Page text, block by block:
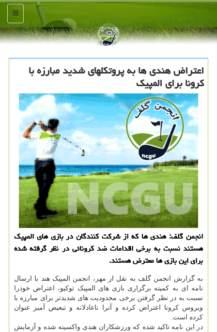
منو
اعتراض هندی ها به پروتكلهای شدید مبارزه با
كرونا برای المپیك
انجمن گلف: هندی ها که از شرکت کنندگان در بازی های المپیک
هستند نسبت به برخی اقدامات ضد کرونائی در نظر گرفته شده
برای این بازی ها معترض هستند.
به گزارش انجمن گلف به نقل از مهر، انجمن المپیک هند با ارسال
نامه ای به کمیته برگزاری بازی های المپیک توکیو، اعتراض خودرا
نسبت به در نظر گرفتن برخی محدودیت های شدیدتر برای مبارزه با
ویروس کرونا اعتراض کرده و آنرا ناعادلانه و تبعیض آمیز عنوان
کرده است.
در این نامه تاکید شده که ورزشکاران هندی واکسینه شده و آزمایش